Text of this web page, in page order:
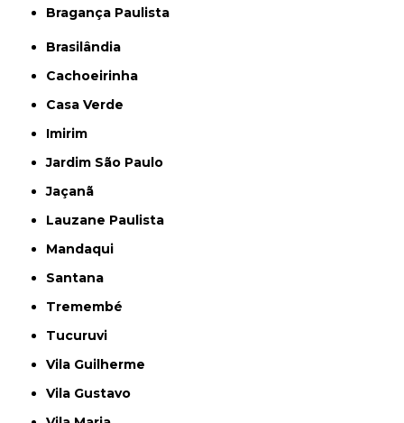
Bragança Paulista
Brasilândia
Cachoeirinha
Casa Verde
Imirim
Jardim São Paulo
Jaçanã
Lauzane Paulista
Mandaqui
Santana
Tremembé
Tucuruvi
Vila Guilherme
Vila Gustavo